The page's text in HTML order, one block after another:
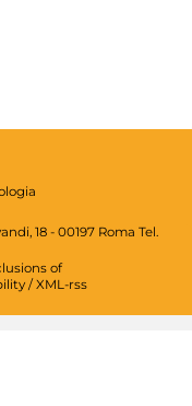
18 - 00197 Roma Tel.
of
/ XML-rss